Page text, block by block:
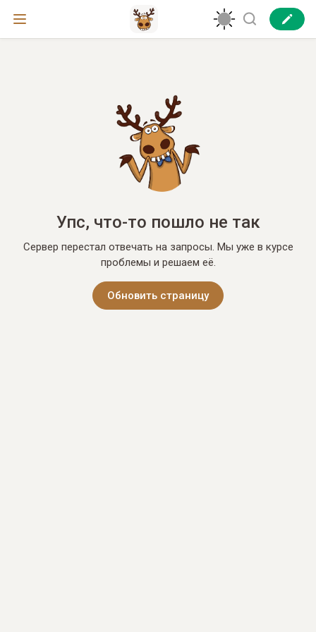
Упс, что-то пошло не так
Сервер перестал отвечать на запросы. Мы уже в курсе
проблемы и решаем её.
Обновить страницу